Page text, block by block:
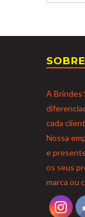
A Brindes
cada
Nossa
e
os seus
marca ou